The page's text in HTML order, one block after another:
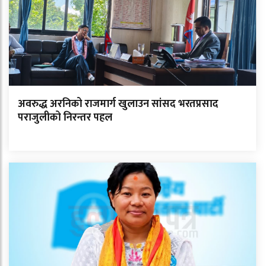
अवरुद्ध अरनिको राजमार्ग खुलाउन सांसद भरतप्रसाद
पराजुलीको निरन्तर पहल